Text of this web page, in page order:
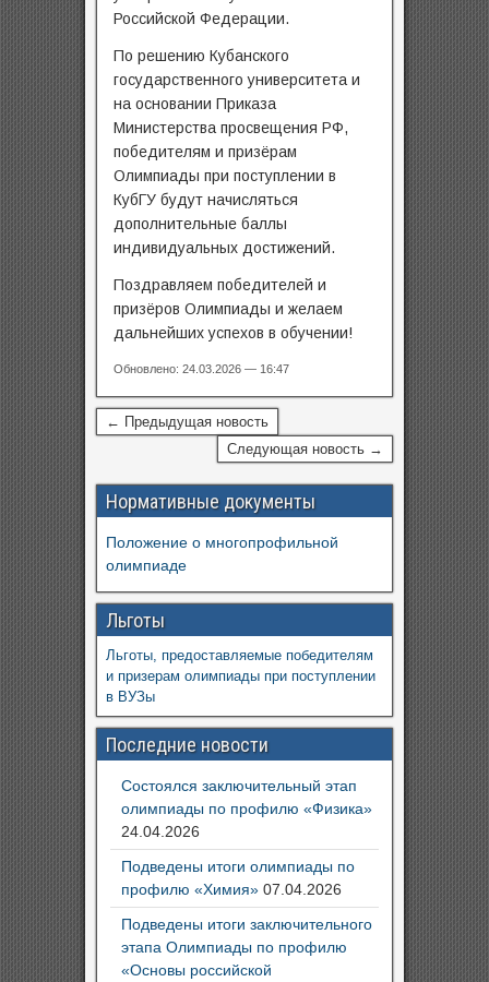
Российской Федерации.
По решению Кубанского
государственного университета и
на основании Приказа
Министерства просвещения РФ,
победителям и призёрам
Олимпиады при поступлении в
КубГУ будут начисляться
дополнительные баллы
индивидуальных достижений.
Поздравляем победителей и
призёров Олимпиады и желаем
дальнейших успехов в обучении!
Обновлено: 24.03.2026 — 16:47
← Предыдущая новость
Следующая новость →
Нормативные документы
Положение о многопрофильной
олимпиаде
Льготы
Льготы, предоставляемые победителям
и призерам олимпиады при поступлении
в ВУЗы
Последние новости
Состоялся заключительный этап
олимпиады по профилю «Физика»
24.04.2026
Подведены итоги олимпиады по
профилю «Химия» 07.04.2026
Подведены итоги заключительного
этапа Олимпиады по профилю
«Основы российской